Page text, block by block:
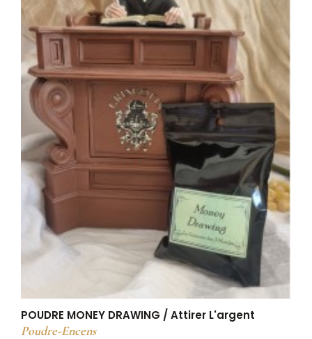
POUDRE MONEY DRAWING / Attirer L'argent
Poudre-Encens